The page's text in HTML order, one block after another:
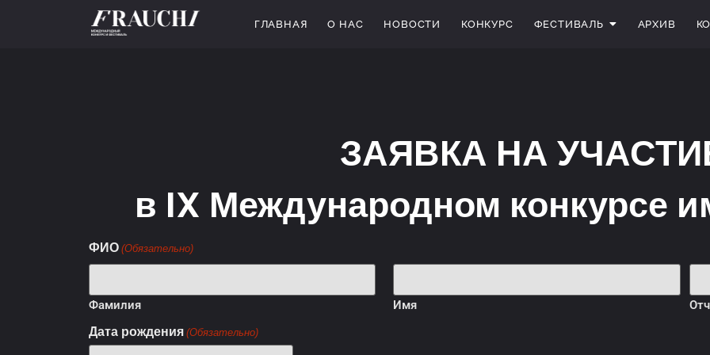
ГЛАВНАЯ О НАС НОВОСТИ КОНКУРС ФЕСТИВАЛЬ АРХИВ
ЗАЯВКА НА
в IX Международном конкурсе
ФИО (Обязательно)
Фамилия Имя
Дата рождения (Обязательно)